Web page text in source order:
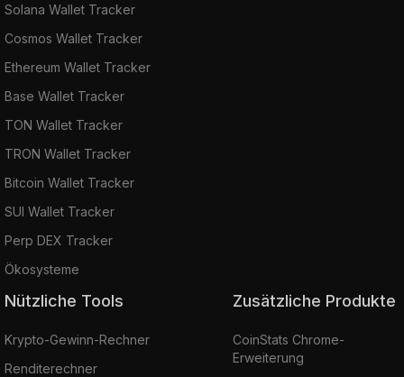
Solana Wallet Tracker
Cosmos Wallet Tracker
Ethereum Wallet Tracker
Base Wallet Tracker
TON Wallet Tracker
TRON Wallet Tracker
Bitcoin Wallet Tracker
SUI Wallet Tracker
Perp DEX Tracker
Ökosysteme
Nützliche Tools
Krypto-Gewinn-Rechner
Renditerechner
Zusätzliche Produkte
CoinStats Chrome-
Erweiterung